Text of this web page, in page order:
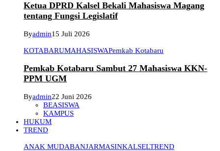
Ketua DPRD Kalsel Bekali Mahasiswa Magang
tentang Fungsi Legislatif
Byadmin15 Juli 2026
KOTABARUMAHASISWAPemkab Kotabaru
Pemkab Kotabaru Sambut 27 Mahasiswa KKN-
PPM UGM
Byadmin22 Juni 2026
BEASISWA
KAMPUS
HUKUM
TREND
ANAK MUDABANJARMASINKALSELTREND